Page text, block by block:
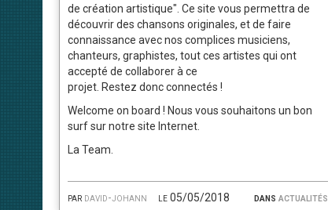
par david-johann le 05/05/2018 dans actualités
de création artistique". Ce site vous permettra de
découvrir des chansons originales, et de faire
connaissance avec nos complices musiciens,
chanteurs, graphistes, tout ces artistes qui ont
accepté de collaborer à ce
projet. Restez donc connectés !
Welcome on board ! Nous vous souhaitons un bon
surf sur notre site Internet.
La Team.